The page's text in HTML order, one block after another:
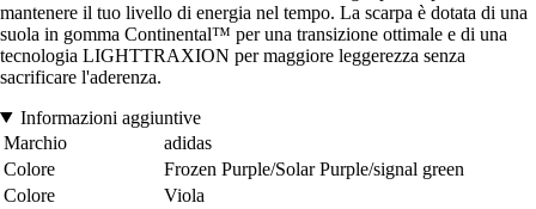
mantenere il tuo livello di energia nel tempo. La scarpa è dotata di una
suola in gomma Continental™ per una transizione ottimale e di una
tecnologia LIGHTTRAXION per maggiore leggerezza senza
sacrificare l'aderenza.
Informazioni aggiuntive
Marchio
adidas
Colore
Frozen Purple/Solar Purple/signal green
Colore
Viola